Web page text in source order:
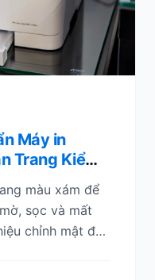
Máy in
Trang Kiểm
Cách Khắc
màu xám để
sọc và mất
chỉnh mật độ